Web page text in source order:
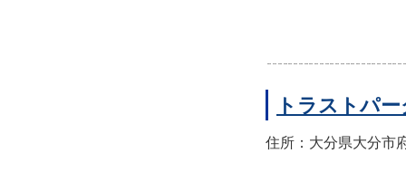
トラストパ
住所：大分県大分市